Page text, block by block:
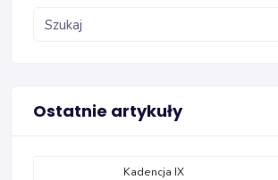
Ostatnie artykuły
Kadencja IX